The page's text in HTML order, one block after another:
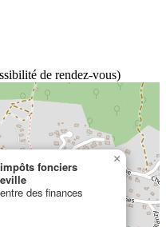
de rendez-vous)
fonciers
des finances
×